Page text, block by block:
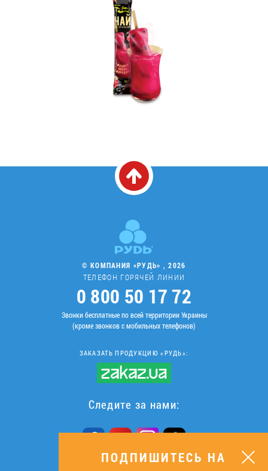
© КОМПАНИЯ «РУДЬ» , 2026
ТЕЛЕФОН ГОРЯЧЕЙ ЛИНИИ
0 800 50 17 72
Звонки бесплатные по всей территории Украины
(кроме звонков с мобильных телефонов)
ЗАКАЗАТЬ ПРОДУКЦИЮ «РУДЬ»:
Следите за нами:
ПОДПИШИТЕСЬ НА